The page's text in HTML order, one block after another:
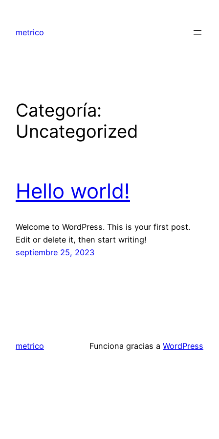
contenido
metrico
Categoría:
Uncategorized
Hello world!
Welcome to WordPress. This is your first post.
Edit or delete it, then start writing!
septiembre 25, 2023
metrico Funciona gracias a WordPress